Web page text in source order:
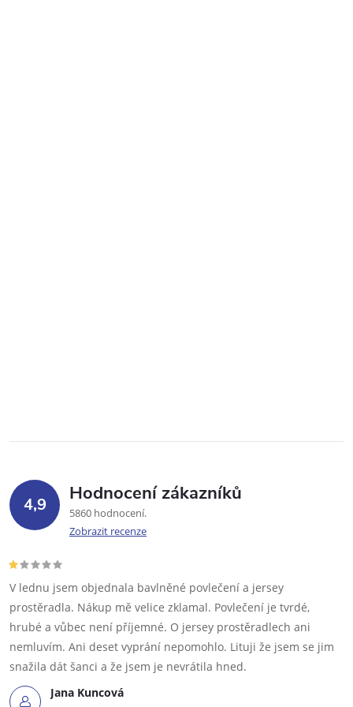
4,9 Hodnocení zákazníků
5860 hodnocení
Zobrazit recenze
Jana Kuncová
V lednu jsem objednala bavlněné povlečení a jersey
prostěradla. Nákup mě velice zklamal. Povlečení je tvrdé,
hrubé a vůbec není příjemné. O jersey prostěradlech ani
nemluvím. Ani deset vyprání nepomohlo. Lituji že jsem se jim
snažila dát šanci a že jsem je nevrátila hned.